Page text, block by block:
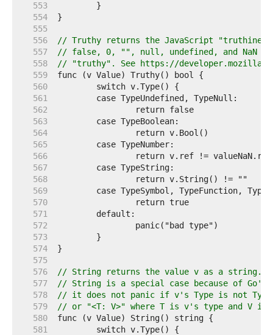
   553
   554
   555
   556
// Truthy returns the JavaScript
   557
// false, 0, "", null, undefined, and NaN
   558
// "truthy". See https://
   559
   560
   561
   562
   563
   564
   565
   566
   567
   568
   569
   570
   571
   572
   573
   574
   575
   576
// String returns the value v as a string.
   577
// String is a special case because of Go's
   578
// it does not panic if v's Type is not
   579
// or "<T: V>" where T is v's type and V
   580
   581